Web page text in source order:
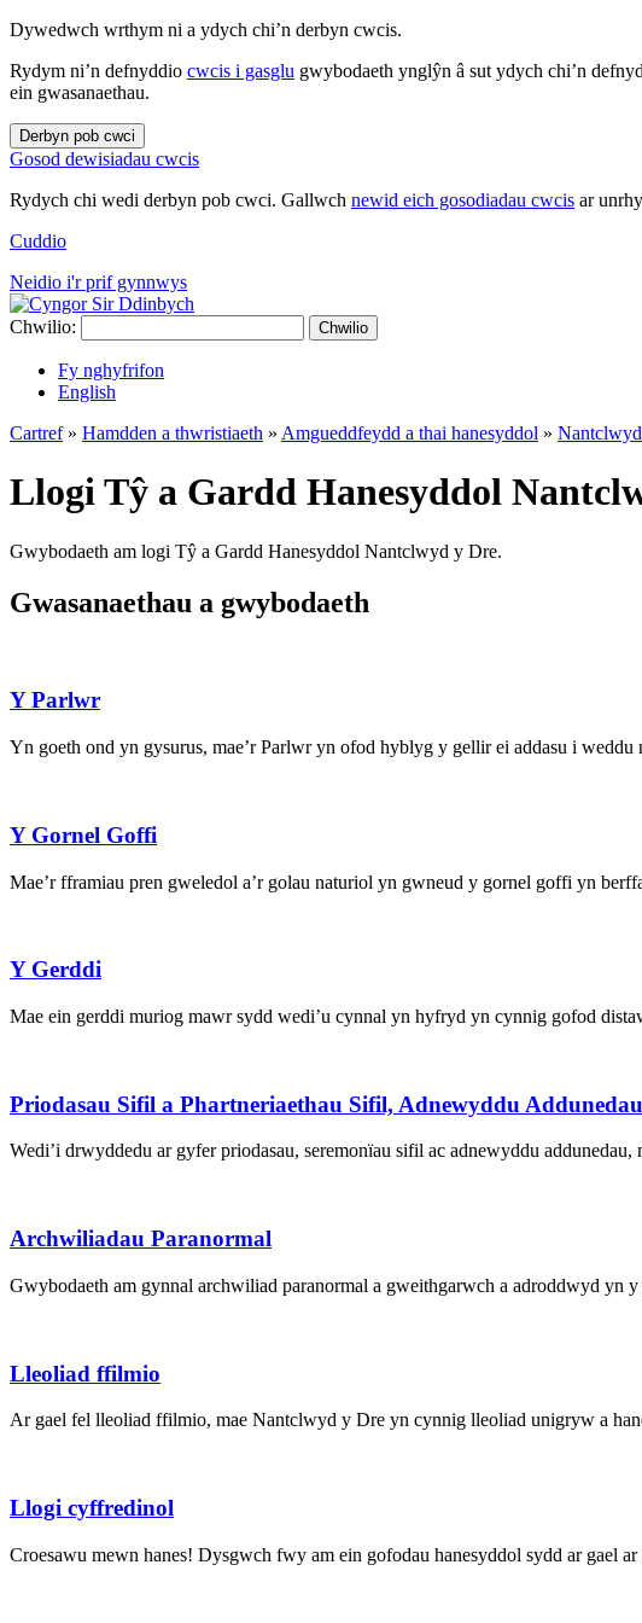
Dywedwch wrthym ni a ydych chi’n derbyn cwcis.
Rydym ni’n defnyddio cwcis i gasglu gwybodaeth ynglŷn â sut ydych chi’n
ein gwasanaethau.
Derbyn pob cwci
Gosod dewisiadau cwcis
Rydych chi wedi derbyn pob cwci. Gallwch newid eich gosodiadau cwcis ar
Cuddio
Neidio i'r prif gynnwys
Chwilio: Chwilio
Fy nghyfrifon
English
Cartref» Hamdden a thwristiaeth » Amgueddfeydd a thai hanesyddol »
Llogi Tŷ a Gardd Hanesyddol
Gwybodaeth am logi Tŷ a Gardd Hanesyddol Nantclwyd y Dre.
Gwasanaethau a gwybodaeth
Y Parlwr
Yn goeth ond yn gysurus, mae’r Parlwr yn ofod hyblyg y gellir ei addasu i weddu
Y Gornel Goffi
Mae’r fframiau pren gweledol a’r golau naturiol yn gwneud y gornel goffi yn
Y Gerddi
Mae ein gerddi muriog mawr sydd wedi’u cynnal yn hyfryd yn cynnig gofod
Priodasau Sifil a Phartneriaethau Sifil, Adnewyddu
Wedi’i drwyddedu ar gyfer priodasau, seremonïau sifil ac adnewyddu
Archwiliadau Paranormal
Gwybodaeth am gynnal archwiliad paranormal a gweithgarwch a adroddwyd yn
Lleoliad ffilmio
Ar gael fel lleoliad ffilmio, mae Nantclwyd y Dre yn cynnig lleoliad unigryw a
Llogi cyffredinol
Croesawu mewn hanes! Dysgwch fwy am ein gofodau hanesyddol sydd ar gael